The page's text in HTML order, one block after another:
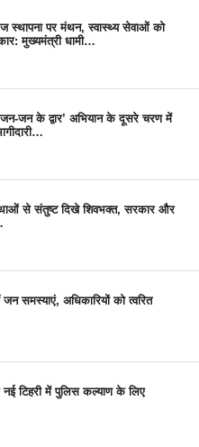
स्थापना पर मंथन, स्वास्थ्य सेवाओं को
मुख्यमंत्री धामी…
जन के द्वार’ अभियान के दूसरे चरण में
से संतुष्ट दिखे शिवभक्त, सरकार और
समस्याएं, अधिकारियों को त्वरित
नई टिहरी में पुलिस कल्याण के लिए